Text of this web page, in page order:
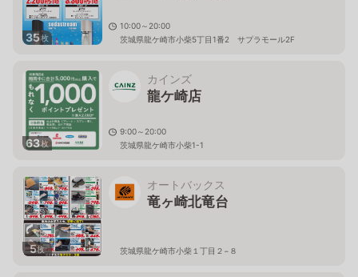
35枚
10:00～20:00
茨城県龍ケ崎市小柴5丁目1番2 サプラモール2F
63枚
カインズ
龍ケ崎店
9:00～20:00
茨城県龍ケ崎市小柴1-1
5枚
オートバックス
竜ヶ崎北竜台
茨城県龍ケ崎市小柴１丁目２−８